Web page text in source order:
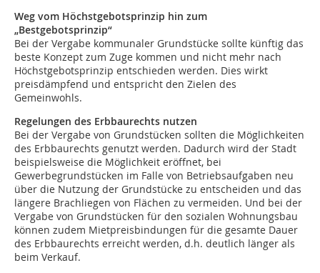
Weg vom Höchstgebotsprinzip hin zum
„Bestgebotsprinzip“
Bei der Vergabe kommunaler Grundstücke sollte künftig das
beste Konzept zum Zuge kommen und nicht mehr nach
Höchstgebotsprinzip entschieden werden. Dies wirkt
preisdämpfend und entspricht den Zielen des
Gemeinwohls.
Regelungen des Erbbaurechts nutzen
Bei der Vergabe von Grundstücken sollten die Möglichkeiten
des Erbbaurechts genutzt werden. Dadurch wird der Stadt
beispielsweise die Möglichkeit eröffnet, bei
Gewerbegrundstücken im Falle von Betriebsaufgaben neu
über die Nutzung der Grundstücke zu entscheiden und das
längere Brachliegen von Flächen zu vermeiden. Und bei der
Vergabe von Grundstücken für den sozialen Wohnungsbau
können zudem Mietpreisbindungen für die gesamte Dauer
des Erbbaurechts erreicht werden, d.h. deutlich länger als
beim Verkauf.